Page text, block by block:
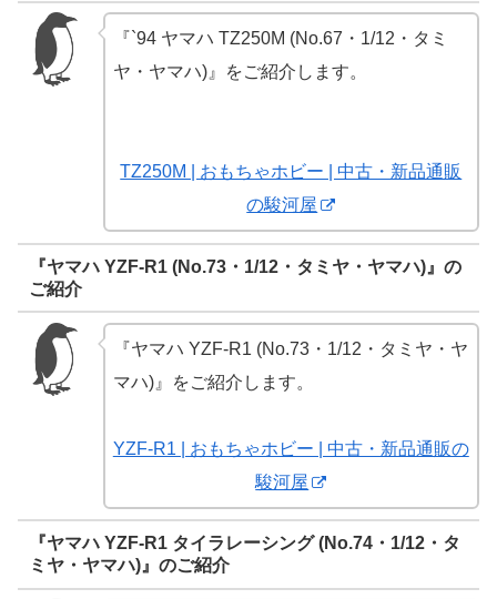
『`94 ヤマハ TZ250M (No.67・1/12・タミ
ヤ・ヤマハ)』をご紹介します。
TZ250M | おもちゃホビー | 中古・新品通販
の駿河屋
『ヤマハ YZF-R1 (No.73・1/12・タミヤ・ヤマハ)』の
ご紹介
『ヤマハ YZF-R1 (No.73・1/12・タミヤ・ヤ
マハ)』をご紹介します。
YZF-R1 | おもちゃホビー | 中古・新品通販の
駿河屋
『ヤマハ YZF-R1 タイラレーシング (No.74・1/12・タ
ミヤ・ヤマハ)』のご紹介